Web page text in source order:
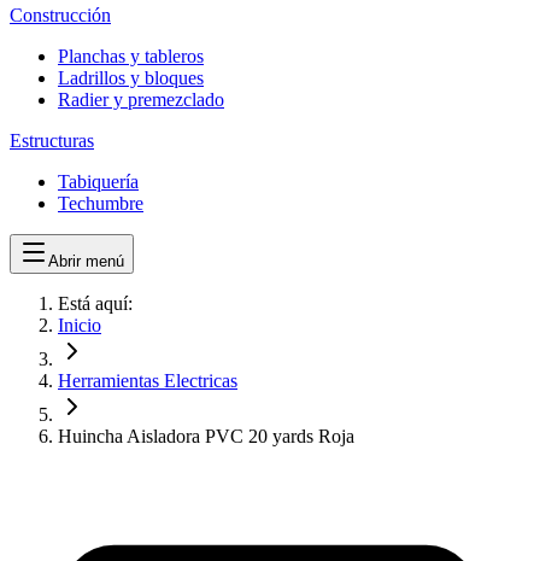
Construcción
Planchas y tableros
Ladrillos y bloques
Radier y premezclado
Estructuras
Tabiquería
Techumbre
Abrir menú
Está aquí:
Inicio
Herramientas Electricas
Huincha Aisladora PVC 20 yards Roja